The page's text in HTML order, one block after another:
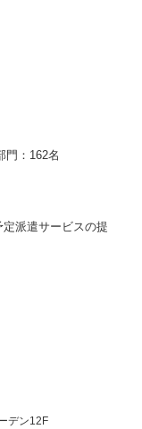
門：162名
派遣サービスの提
デン12F